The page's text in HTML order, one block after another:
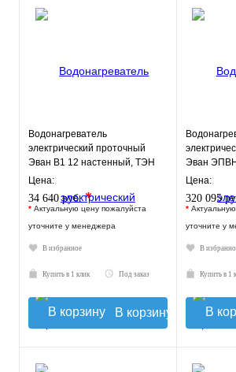
Водонагреватель
электрический проточный
Эван В1 12 настенный, ТЭН
12 кВт.
Цена:
34 640 руб.*
* Актуальную цену пожалуйста
уточните у менеджера
В избранное
Купить в 1 клик Под заказ
В корзину
Эван
ТЭН 96 кВт.
Цена:
320 095
*
уточните у
В
Купить в 1